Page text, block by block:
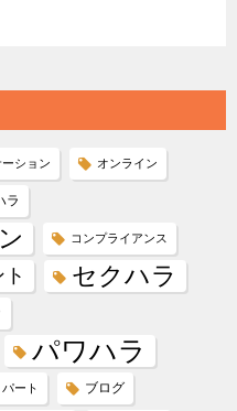
ーション オンライン
ラ
コンプライアンス
セクハラ
パワハラ
パート ブログ